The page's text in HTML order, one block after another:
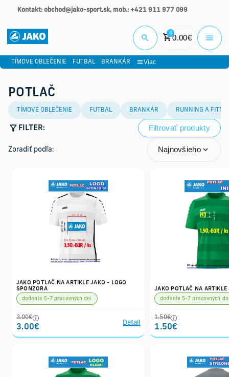
Kontakt: obchod@jako-sport.sk, mob.: +421 911 977 099
0
0.00€
TÍMOVÉ OBLEČENIE FUTBAL BRANKÁR Viac
POTLAČ
TÍMOVÉ OBLEČENIE FUTBAL BRANKÁR RUNNING A
FILTER: Filtrovať produkty
Zoradiť podľa: Najnovšieho
JAKO POTLAČ NA ARTIKLE JAKO - LOGO
SPONZORA
dodanie 5-7 pracovných dní
3.00€
3.00€
Detail
JAKO POTLAČ NA
dodanie 5-7 pracovných
1.50€
1.50€